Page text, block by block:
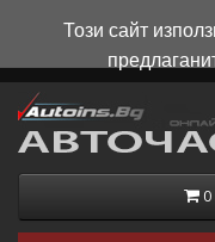
Този сайт